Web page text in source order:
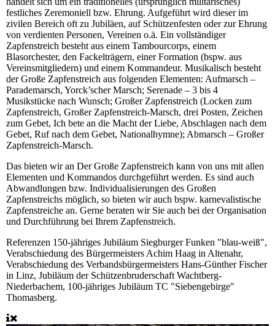
festliches Zeremoniell bzw. Ehrung. Aufgeführt wird dieser im
zivilen Bereich oft zu Jubiläen, auf Schützenfesten oder zur Ehrung
von verdienten Personen, Vereinen o.ä. Ein vollständiger
Zapfenstreich besteht aus einem Tambourcorps, einem
Blasorchester, den Fackelträgern, einer Formation (bspw. aus
Vereinsmitgliedern) und einem Kommandeur. Musikalisch besteht
der Große Zapfenstreich aus folgenden Elementen: Aufmarsch –
Parademarsch, Yorck’scher Marsch; Serenade – 3 bis 4
Musikstücke nach Wunsch; Großer Zapfenstreich (Locken zum
Zapfenstreich, Großer Zapfenstreich-Marsch, drei Posten, Zeichen
zum Gebet, Ich bete an die Macht der Liebe, Abschlagen nach dem
Gebet, Ruf nach dem Gebet, Nationalhymne); Abmarsch – Großer
Zapfenstreich-Marsch.
Das bieten wir an Der Große Zapfenstreich kann von uns mit allen
Elementen und Kommandos durchgeführt werden. Es sind auch
Abwandlungen bzw. Individualisierungen des Großen
Zapfenstreichs möglich, so bieten wir auch bspw. karnevalistische
Zapfenstreiche an. Gerne beraten wir Sie auch bei der Organisation
und Durchführung bei Ihrem Zapfenstreich.
Referenzen 150-jähriges Jubiläum Siegburger Funken "blau-weiß",
Verabschiedung des Bürgermeisters Achim Haag in Altenahr,
Verabschiedung des Verbandsbürgermeisters Hans-Günther Fischer
in Linz, Jubiläum der Schützenbruderschaft Wachtberg-
Niederbachem, 100-jähriges Jubiläum TC "Siebengebirge"
Thomasberg.